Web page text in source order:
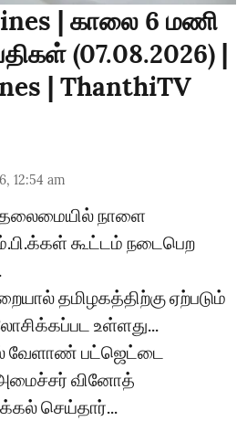
| காலை 6 மணி
(07.08.2026) |
| ThanthiTV
12:54 am
நாளை
கூட்டம் நடைபெற
தமிழகத்திற்கு ஏற்படும்
உள்ளது...
வேளாண் பட்ஜெட்டை
வினோத்
செய்தார்...